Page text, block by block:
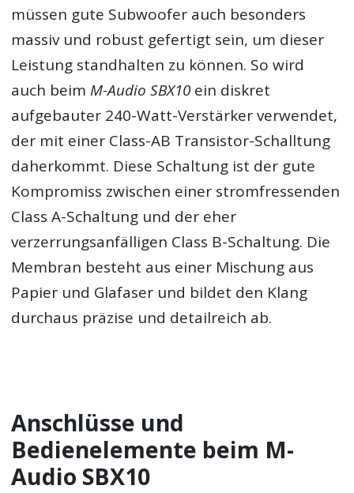
müssen gute Subwoofer auch besonders
massiv und robust gefertigt sein, um dieser
Leistung standhalten zu können. So wird
auch beimM-Audio SBX10ein diskret
aufgebauter 240-Watt-Verstärker verwendet,
der mit einer Class-AB Transistor-Schalltung
daherkommt. Diese Schaltung ist der gute
Kompromiss zwischen einer stromfressenden
Class A-Schaltung und der eher
verzerrungsanfälligen Class B-Schaltung. Die
Membran besteht aus einer Mischung aus
Papier und Glafaser und bildet den Klang
durchaus präzise und detailreich ab.
Anschlüsse und
Bedienelemente beim M-
Audio SBX10